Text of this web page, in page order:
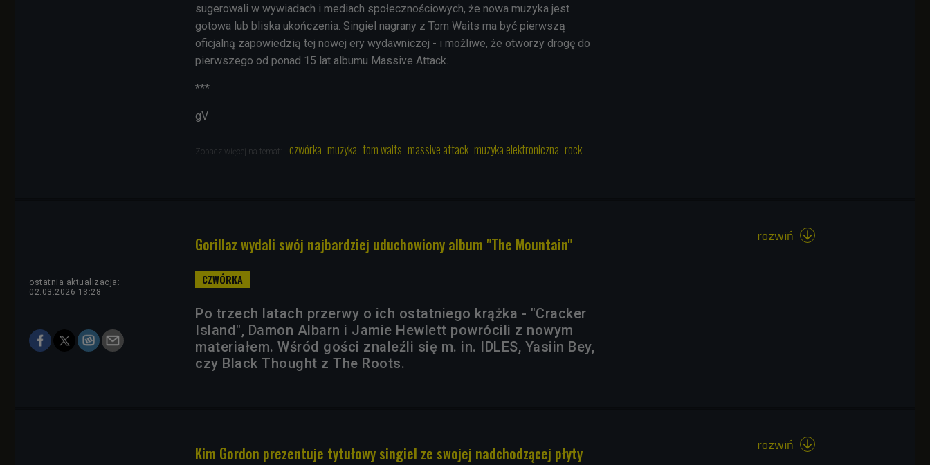
sugerowali w wywiadach i mediach społecznościowych, że nowa muzyka jest
gotowa lub bliska ukończenia. Singiel nagrany z Tom Waits ma być pierwszą
oficjalną zapowiedzią tej nowej ery wydawniczej - i możliwe, że otworzy drogę do
pierwszego od ponad 15 lat albumu Massive Attack.
***
gV
Zobacz więcej na temat: czwórka muzyka tom waits massive attack muzyka elektroniczna rock
Gorillaz wydali swój najbardziej uduchowiony album "The Mountain"
ostatnia aktualizacja:
02.03.2026 13:28
Po trzech latach przerwy o ich ostatniego krążka - "Cracker
Island", Damon Albarn i Jamie Hewlett powrócili z nowym
materiałem. Wśród gości znaleźli się m. in. IDLES, Yasiin Bey,
czy Black Thought z The Roots.
rozwiń 
Kim Gordon prezentuje tytułowy singiel ze swojej nadchodzącej płyty
rozwiń 